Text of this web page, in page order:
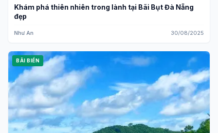
Khám phá thiên nhiên trong lành tại Bãi Bụt Đà Nẵng
đẹp
Như An 30/08/2025
BÃI BIỂN